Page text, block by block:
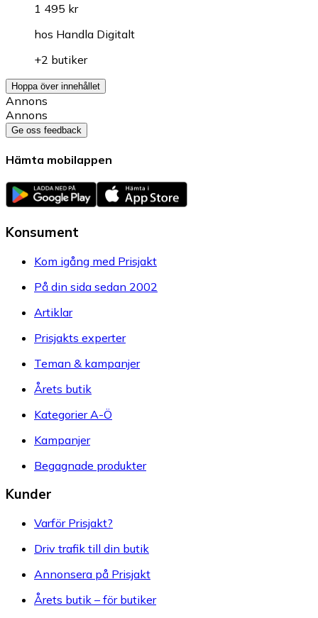
1 495 kr
hos Handla Digitalt
+2 butiker
Hoppa över innehållet
Annons
Annons
Ge oss feedback
Hämta mobilappen
Konsument
Kom igång med Prisjakt
På din sida sedan 2002
Artiklar
Prisjakts experter
Teman & kampanjer
Årets butik
Kategorier A-Ö
Kampanjer
Begagnade produkter
Kunder
Varför Prisjakt?
Driv trafik till din butik
Annonsera på Prisjakt
Årets butik – för butiker